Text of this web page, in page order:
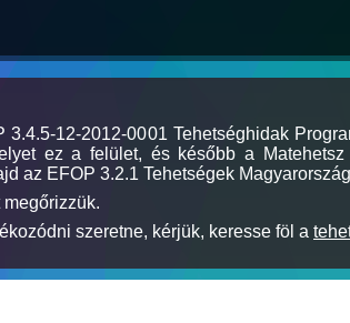
12-2012-0001 Tehetséghidak
ez a felület, és később a
az EFOP 3.2.1 Tehetségek
szeretne, kérjük, keresse föl a